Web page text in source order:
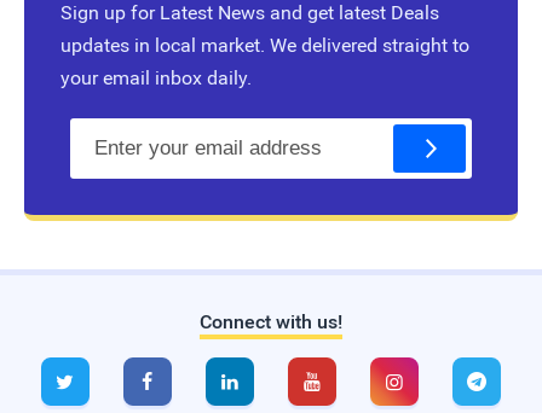
Sign up for Latest News and get latest Deals
updates in local market. We delivered straight to
your email inbox daily.
l
Live Traffic Feed
A visitor from Singapore
viewed
முட்டை மசாலா டோஸ்ட் | Quick Egg
Masala…" 5 hrs 11 mins ago
Connect with us!
     